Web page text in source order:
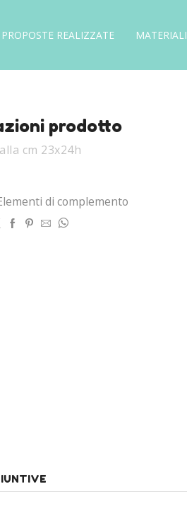
PROPOSTE REALIZZATE MATERIALI
prodotto
cm 23x24h
di complemento